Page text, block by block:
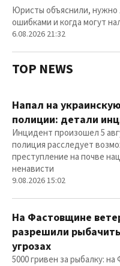
Юристы объяснили, нужно
ошибками и когда могут
6.08.2026 21:32
TOP NEWS
Напал на
полиции: детали
Инцидент произошел 5
полиция расследует
преступление на почве
ненависти
9.08.2026 15:02
На Фастовщине
разрешили
угрозах
5000 гривен за рыбалку: